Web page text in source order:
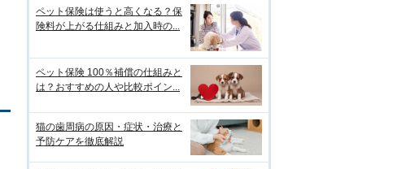
ペット保険は使うと高くなる？保
険料が上がる仕組みと加入時の...
ペット保険 100％補償の仕組みと
は？おすすめの人や比較ポイン...
猫の歯周病の原因・症状・治療と
予防ケアを徹底解説